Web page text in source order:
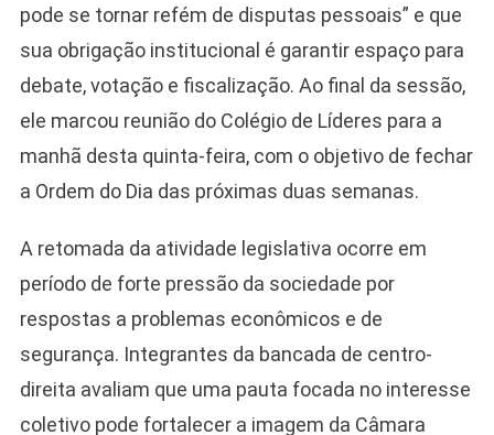
pode se tornar refém de disputas pessoais” e que
sua obrigação institucional é garantir espaço para
debate, votação e fiscalização. Ao final da sessão,
ele marcou reunião do Colégio de Líderes para a
manhã desta quinta-feira, com o objetivo de fechar
a Ordem do Dia das próximas duas semanas.
A retomada da atividade legislativa ocorre em
período de forte pressão da sociedade por
respostas a problemas econômicos e de
segurança. Integrantes da bancada de centro-
direita avaliam que uma pauta focada no interesse
coletivo pode fortalecer a imagem da Câmara